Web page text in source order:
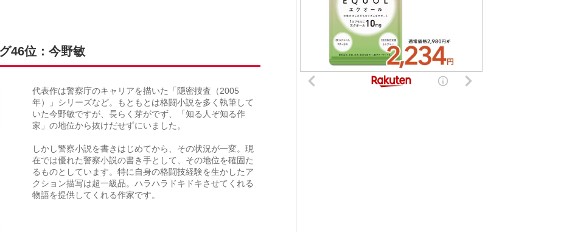
46位：今野敏
代表作は警察庁のキャリアを描いた「隠密捜査（2005
年）」シリーズなど。もともとは格闘小説を多く執筆して
いた今野敏ですが、長らく芽がでず、「知る人ぞ知る作
家」の地位から抜けだせずにいました。
しかし警察小説を書きはじめてから、その状況が一変。現
在では優れた警察小説の書き手として、その地位を確固た
るものとしています。特に自身の格闘技経験を生かしたア
クション描写は超一級品。ハラハラドキドキさせてくれる
物語を提供してくれる作家です。